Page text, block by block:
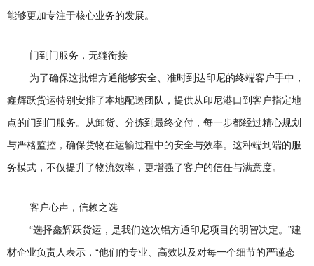
能够更加专注于核心业务的发展。
门到门服务，无缝衔接
为了确保这批铝方通能够安全、准时到达印尼的终端客户手中，
鑫辉跃货运特别安排了本地配送团队，提供从印尼港口到客户指定地
点的门到门服务。从卸货、分拣到最终交付，每一步都经过精心规划
与严格监控，确保货物在运输过程中的安全与效率。这种端到端的服
务模式，不仅提升了物流效率，更增强了客户的信任与满意度。
客户心声，信赖之选
“选择鑫辉跃货运，是我们这次铝方通印尼项目的明智决定。”建
材企业负责人表示，“他们的专业、高效以及对每一个细节的严谨态